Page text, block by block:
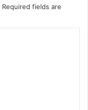
Required fields are